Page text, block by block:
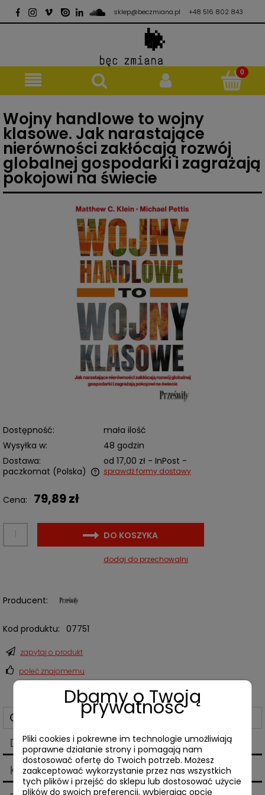
sklep@beczmiana.pl +48 516 802 843
Wojny handlowe to wojny
klasowe. Jak narastające
nierówności zakłócają rozwój
globalnej gospodarki i zagrażają
pokojowi na świecie
Dostępność:
mała ilość
Wysyłka w:
48 godzin
Dostawa:
od 17,00 zł - InPost -
paczkomat (Polska) sprawdź formy dostawy
Cena: 79,89 zł
DO KOSZYKA
dodaj do przechowalni
Producent:
Kod produktu: 07751
zapytaj o produkt
poleć znajomemu
Opis
Dane techniczne
Koszty dostawy
Cena nie zawiera ewentualnych kosztów płatności
Dbamy o Twoją
prywatność
Pliki cookies i pokrewne im technologie umożliwiają
poprawne działanie strony i pomagają nam
dostosować ofertę do Twoich potrzeb. Możesz
zaakceptować wykorzystanie przez nas wszystkich
tych plików i przejść do sklepu lub dostosować użycie
plików do swoich preferencji, wybierając opcję